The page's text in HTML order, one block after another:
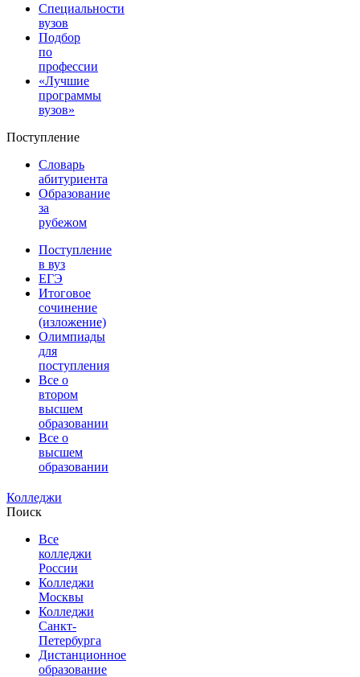
Специальности
вузов
Подбор
по
профессии
«Лучшие
программы
вузов»
Поступление
Словарь
абитуриента
Образование
за
рубежом
Поступление
в вуз
ЕГЭ
Итоговое
сочинение
(изложение)
Олимпиады
для
поступления
Все о
втором
высшем
образовании
Все о
высшем
образовании
Колледжи
Поиск
Все
колледжи
России
Колледжи
Москвы
Колледжи
Санкт-
Петербурга
Дистанционное
образование